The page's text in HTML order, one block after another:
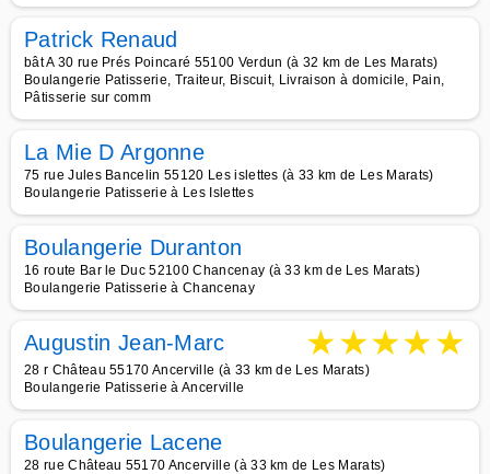
Patrick Renaud
bât A 30 rue Prés Poincaré 55100 Verdun (à 32 km de Les Marats)
Boulangerie Patisserie, Traiteur, Biscuit, Livraison à domicile, Pain,
Pâtisserie sur comm
La Mie D Argonne
75 rue Jules Bancelin 55120 Les islettes (à 33 km de Les Marats)
Boulangerie Patisserie à Les Islettes
Boulangerie Duranton
16 route Bar le Duc 52100 Chancenay (à 33 km de Les Marats)
Boulangerie Patisserie à Chancenay
Augustin Jean-Marc ★★★★★
28 r Château 55170 Ancerville (à 33 km de Les Marats)
Boulangerie Patisserie à Ancerville
Boulangerie Lacene
28 rue Château 55170 Ancerville (à 33 km de Les Marats)